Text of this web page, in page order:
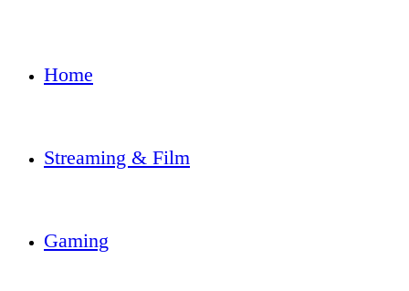
Home
Streaming & Film
Gaming